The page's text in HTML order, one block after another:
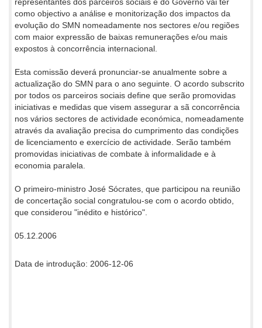
como objectivo a análise e monitorização dos impactos da
evolução do SMN nomeadamente nos sectores e/ou regiões
com maior expressão de baixas remunerações e/ou mais
expostos à concorrência internacional.
Esta comissão deverá pronunciar-se anualmente sobre a
actualização do SMN para o ano seguinte. O acordo subscrito
por todos os parceiros sociais define que serão promovidas
iniciativas e medidas que visem assegurar a sã concorrência
nos vários sectores de actividade económica, nomeadamente
através da avaliação precisa do cumprimento das condições
de licenciamento e exercício de actividade. Serão também
promovidas iniciativas de combate à informalidade e à
economia paralela.
O primeiro-ministro José Sócrates, que participou na reunião
de concertação social congratulou-se com o acordo obtido,
que considerou "inédito e histórico".
05.12.2006
Data de introdução: 2006-12-06